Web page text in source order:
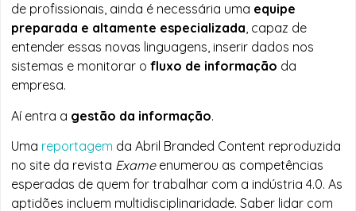
de profissionais, ainda é necessária uma equipe
preparada e altamente especializada, capaz de
entender essas novas linguagens, inserir dados nos
sistemas e monitorar ofluxo de informação da
empresa.
Aí entra a gestão da informação.
Uma reportagem da Abril Branded Content reproduzida
no site da revista Exameenumerou as competências
esperadas de quem for trabalhar com a indústria 4.0. As
aptidões incluem multidisciplinaridade. Saber lidar com